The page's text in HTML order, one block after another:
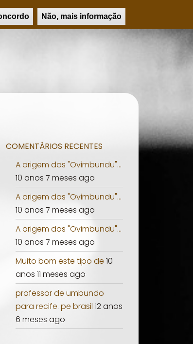
Não, mais informação
PSICOLOGIA PERSONALIDADES PESQUISAR
COMENTÁRIOS RECENTES
A origem dos "Ovimbundu"...
10 anos 7 meses ago
A origem dos "Ovimbundu"...
10 anos 7 meses ago
A origem dos "Ovimbundu"...
10 anos 7 meses ago
Muito bom este tipo de 10
anos 11 meses ago
professor de umbundo
para recife. pe brasil 12 anos
6 meses ago